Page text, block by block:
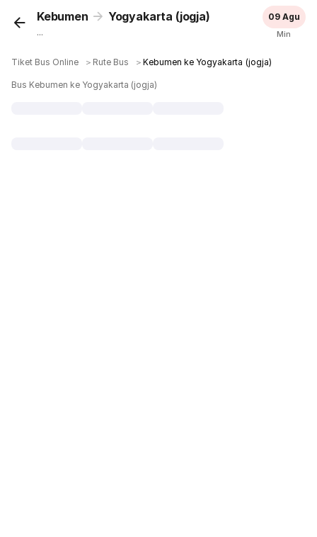
Kebumen Yogyakarta (jogja)
...
09 Agu
Min
Tiket Bus Online ＞ Rute Bus ＞Kebumen ke Yogyakarta (jogja)
Bus Kebumen ke Yogyakarta (jogja)